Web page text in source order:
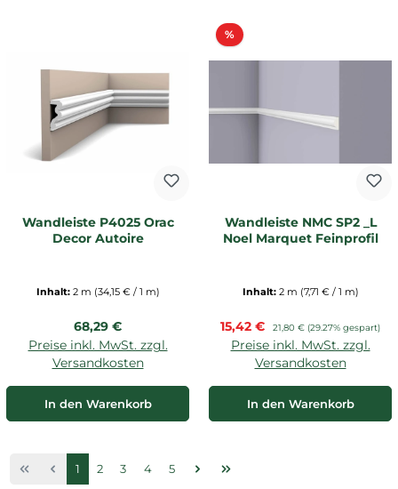
Wandleiste P4025 Orac
Decor Autoire
Inhalt: 2 m (34,15 € / 1 m)
Regulärer Preis:
68,29 €
Preise inkl. MwSt. zzgl.
Versandkosten
In den Warenkorb
%Rabatt
Wandleiste NMC SP2 _L
Noel Marquet Feinprofil
Inhalt: 2 m (7,71 € / 1 m)
Verkaufspreis:
15,42 € Regulärer Preis:
21,80 € (29.27% gespart)
Preise inkl. MwSt. zzgl.
Versandkosten
In den Warenkorb
Seite
1 Seite
2 Seite
3 Seite
4 Seite
5